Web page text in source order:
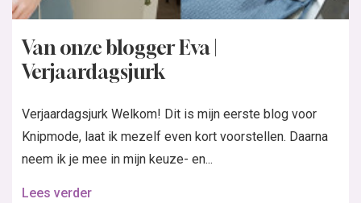
Van onze blogger Eva |
Verjaardagsjurk
Verjaardagsjurk Welkom! Dit is mijn eerste blog voor
Knipmode, laat ik mezelf even kort voorstellen. Daarna
neem ik je mee in mijn keuze- en...
Lees verder